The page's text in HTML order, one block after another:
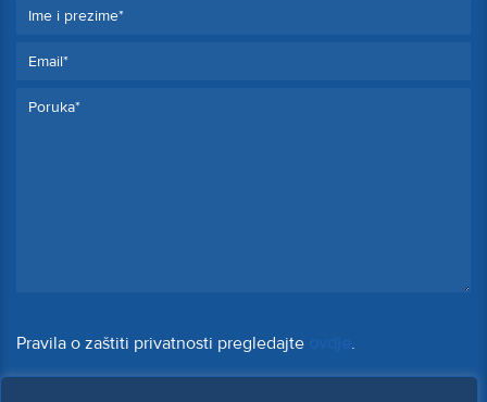
Pravila o zaštiti privatnosti pregledajte .